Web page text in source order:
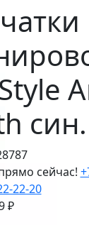
син.
сейчас!
22-20
₽